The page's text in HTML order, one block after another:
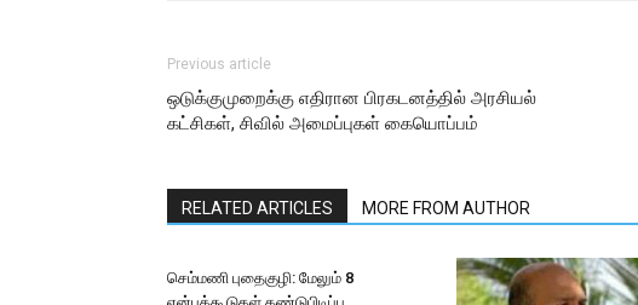
Previous article
ஒடுக்குமுறைக்கு எதிரான பிரகடனத்தில் அரசியல்
கட்சிகள், சிவில் அமைப்புகள் கையொப்பம்
RELATED ARTICLES MORE FROM AUTHOR
செம்மணி புதைகுழி: மேலும் 8